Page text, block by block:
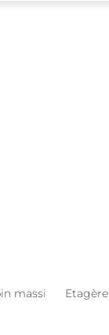
massif Dinamic